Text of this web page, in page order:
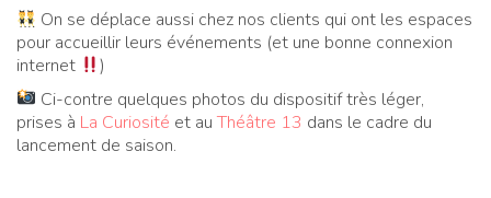
On se déplace aussi chez nos clients qui ont les espaces
pour accueillir leurs événements (et une bonne connexion
internet
)
Ci-contre quelques photos du dispositif très léger,
prises à La Curiosité et au Théâtre 13 dans le cadre du
lancement de saison.